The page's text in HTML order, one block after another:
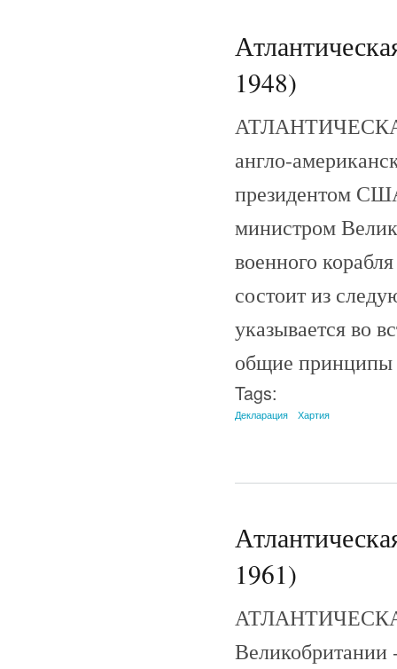
1948)
англо-
президентом
министром
военного
состоит из
указывается во
общие
Tags:
Декларация Хартия
1961)
Великобритании